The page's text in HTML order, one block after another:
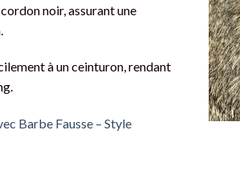
noir, assurant une
à un ceinturon, rendant
Barbe Fausse – Style